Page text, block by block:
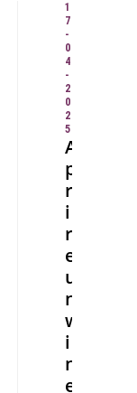
1
7
-
0
4
-
2
0
2
5
A
p
r
i
r
e
u
n
w
i
n
e